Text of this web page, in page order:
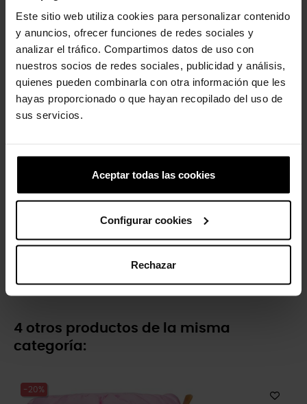
Este sitio web utiliza cookies para personalizar contenido
y anuncios, ofrecer funciones de redes sociales y
analizar el tráfico. Compartimos datos de uso con
nuestros socios de redes sociales, publicidad y análisis,
quienes pueden combinarla con otra información que les
hayas proporcionado o que hayan recopilado del uso de
sus servicios.
Aceptar todas las cookies
Configurar cookies
Rechazar
Sandalias cangrejeras de... Hada sabueso basset
49,90 €
4 otros productos de la misma
categoría:
-20%